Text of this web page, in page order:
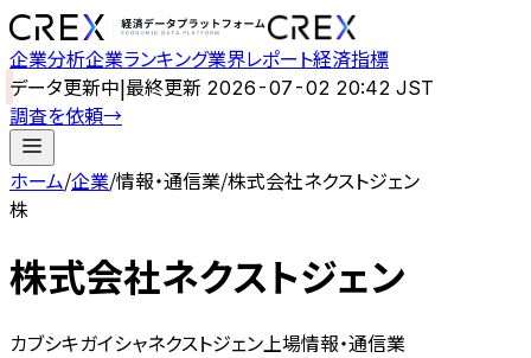
企業分析企業ランキング業界レポート経済指標
データ更新中|最終更新 2026-07-02 20:42 JST
調査を依頼→
ホーム/企業/情報・通信業/株式会社ネクストジェン
株
株式会社ネクストジェン
カブシキガイシャネクストジェン 上場情報・通信業